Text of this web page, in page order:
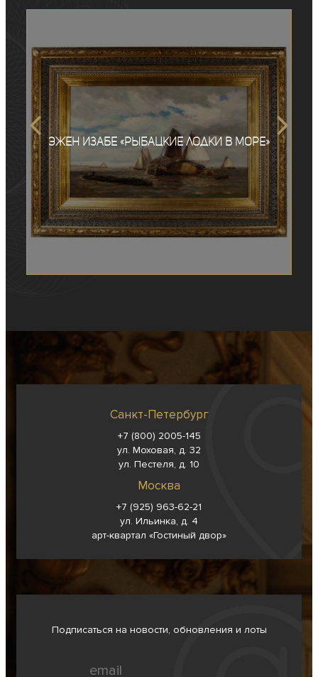
Эжен Изабе «Рыбацкие лодки в море»
Санкт-Петербург
+7 (800) 2005-145
ул. Моховая, д. 32
ул. Пестеля, д. 10
Москва
+7 (925) 963-62-21
ул. Ильинка, д. 4
арт-квартал «Гостиный двор»
Подписаться на новости, обновления и лоты